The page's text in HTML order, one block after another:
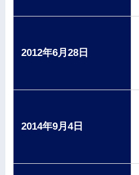
2012年6月28日
2014年9月4日